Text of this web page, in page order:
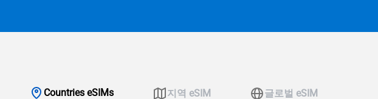
Countries eSIMs 지역 eSIM 글로벌 eSIM